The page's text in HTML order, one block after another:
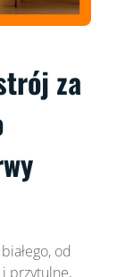
za
od
przytulne,